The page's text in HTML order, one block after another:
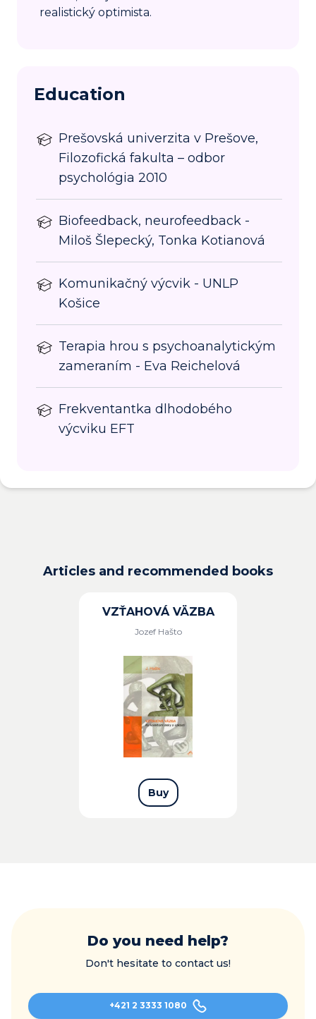
realistický optimista.
Education
Prešovská univerzita v Prešove,
Filozofická fakulta – odbor
psychológia 2010
Biofeedback, neurofeedback -
Miloš Šlepecký, Tonka Kotianová
Komunikačný výcvik - UNLP
Košice
Terapia hrou s psychoanalytickým
zameraním - Eva Reichelová
Frekventantka dlhodobého
výcviku EFT
Articles and recommended books
VZŤAHOVÁ VÄZBA
Jozef Hašto
Buy
Do you need help?
Don't hesitate to contact us!
+421 2 3333 1080